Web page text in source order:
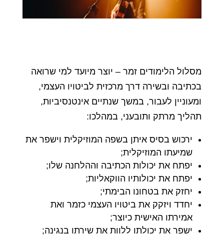
מסלול הלימודים זמר – יוצר מיועד למי שרואה
בכתיבה ובשירה דרך מרכזית לביטויו העצמי,
ומעוניין לעבור, במשך שנתיים אינטנסיביות,
תהליך מרתק ותובעני, במהלכו:
ירכוש בסיס איתן בשפה המוזיקלית וישפר את
שמיעתו המוזיקלית;
יפתח את יכולות הכתיבה וההלחנה שלו;
יפתח את יכולותיו הווקאליות;
יחזק את בטחונו הבימתי;
יחדד ויזקק את ביטויו העצמי כזמר ואת
אמירתו האישית כיוצר;
ישפר את יכולתו ללוות את שירתו בנגינה;